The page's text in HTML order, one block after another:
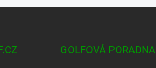
GOLFOVÁ PORADNA